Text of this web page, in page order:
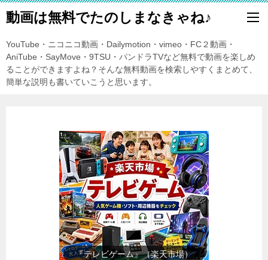
動画は無料でたのしまなきゃね♪
YouTube・ニコニコ動画・Dailymotion・vimeo・FC２動画・
AniTube・SayMove・9TSU・パンドラTVなど無料で動画を楽しめ
ることができますよね？そんな無料動画を検索しやすくまとめて、
簡単な説明も書いていこうと思います。
『日用品雑貨・文房具』（楽天市
場）